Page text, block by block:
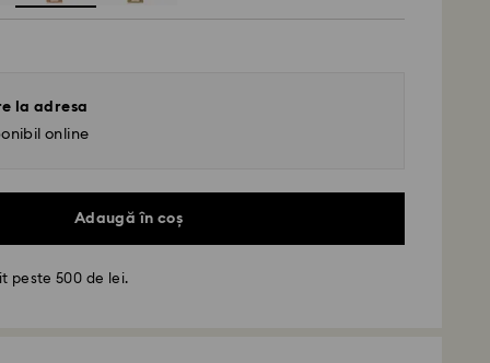
la adresa
online
Adaugă în coș
peste 500 de lei.